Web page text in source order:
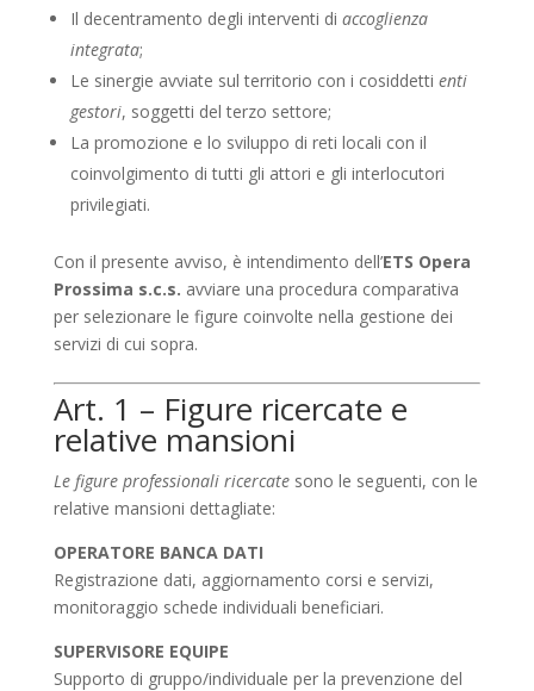
Il decentramento degli interventi di accoglienza
integrata;
Le sinergie avviate sul territorio con i cosiddetti enti
gestori, soggetti del terzo settore;
La promozione e lo sviluppo di reti locali con il
coinvolgimento di tutti gli attori e gli interlocutori
privilegiati.
Con il presente avviso, è intendimento dell’ETS Opera
Prossima s.c.s. avviare una procedura comparativa
per selezionare le figure coinvolte nella gestione dei
servizi di cui sopra.
Art. 1 – Figure ricercate e
relative mansioni
Le figure professionali ricercatesono le seguenti, con le
relative mansioni dettagliate:
OPERATORE BANCA DATI
Registrazione dati, aggiornamento corsi e servizi,
monitoraggio schede individuali beneficiari.
SUPERVISORE EQUIPE
Supporto di gruppo/individuale per la prevenzione del